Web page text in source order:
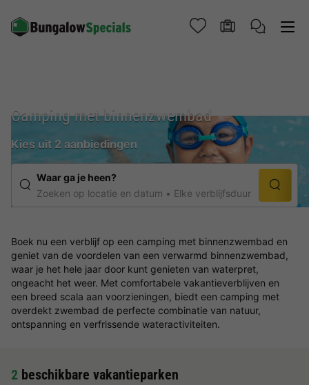
Camping met binnenzwembad
Kies uit 2 aanbiedingen
Waar ga je heen?
Zoeken op locatie en datum
Elke verblijfsduur
Boek nu een verblijf op een camping met binnenzwembad en
geniet van de voordelen van een verwarmd binnenzwembad,
waar je het hele jaar door kunt genieten van waterpret,
ongeacht het weer. Met comfortabele vakantieverblijven en
een breed scala aan voorzieningen, biedt een camping met
overdekt zwembad de perfecte combinatie van natuur,
ontspanning en verfrissende wateractiviteiten.
2 beschikbare vakantieparken